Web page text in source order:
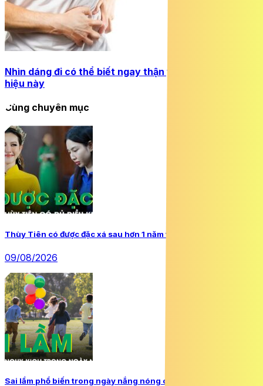
Nhìn dáng đi có thể biết ngay thận yếu từ những dấu
hiệu này
Cùng chuyên mục
Thùy Tiên có được đặc xá sau hơn 1 năm thụ án?
09/08/2026
Sai lầm phổ biến trong ngày nắng nóng có thể khiến trẻ nguy